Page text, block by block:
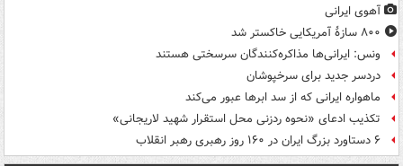
آهوی ایرانی
۸۰۰ سازۀ آمریکایی خاکستر شد
ونس: ایرانی‌ها مذاکره‌کنندگان سرسختی هستند
دردسر جدید برای سرخپوشان
ماهواره ایرانی که از سد ابرها عبور می‌کند
تکذیب ادعای «نحوه ردزنی محل استقرار شهید لاریجانی»
۶ دستاورد بزرگ ایران در ۱۶۰ روز رهبری رهبر انقلاب